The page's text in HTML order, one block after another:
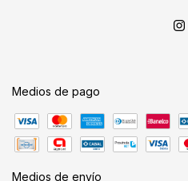
Medios de pago
Medios de envío